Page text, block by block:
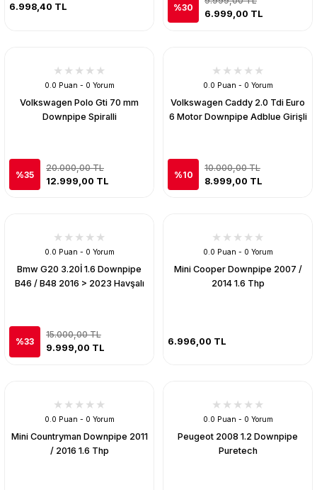
6.998,40 TL %30
6.999,00 TL
0.0 Puan - 0 Yorum
Volkswagen Polo Gti 70 mm
Downpipe Spiralli
%35
20.000,00 TL
12.999,00 TL
0.0 Puan - 0 Yorum
Volkswagen Caddy 2.0 Tdi Euro
6 Motor Downpipe Adblue Girişli
%10
10.000,00 TL
8.999,00 TL
0.0 Puan - 0 Yorum
Bmw G20 3.20İ 1.6 Downpipe
B46 / B48 2016 > 2023 Havşalı
%33
15.000,00 TL
9.999,00 TL
0.0 Puan - 0 Yorum
Mini Cooper Downpipe 2007 /
2014 1.6 Thp
6.996,00 TL
0.0 Puan - 0 Yorum
Mini Countryman Downpipe 2011
/ 2016 1.6 Thp
0.0 Puan - 0 Yorum
Peugeot 2008 1.2 Downpipe
Puretech